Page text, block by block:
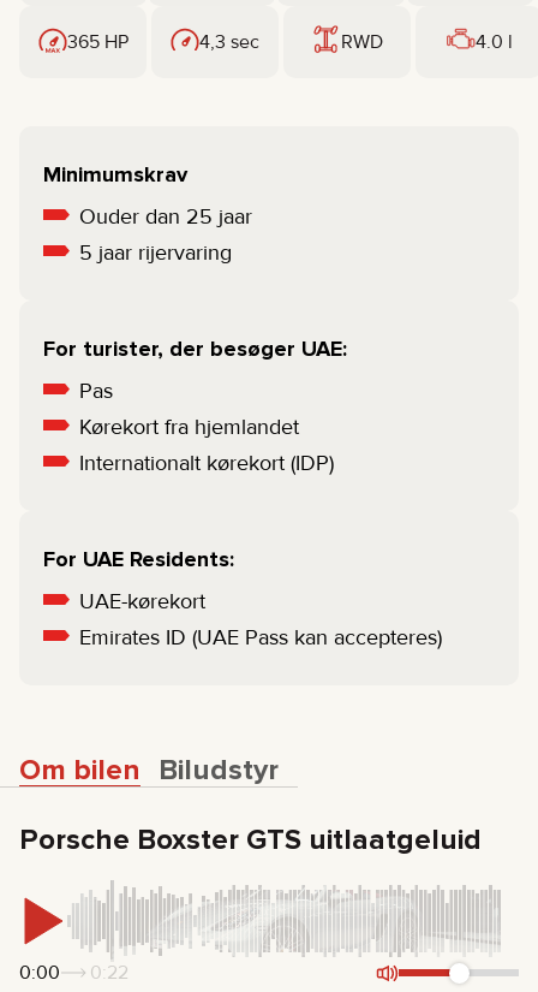
365 HP 4,3 sec RWD 4.0 l
Minimumskrav
Ouder dan 25 jaar
5 jaar rijervaring
For turister, der besøger UAE:
Pas
Kørekort fra hjemlandet
Internationalt kørekort (IDP)
For UAE Residents:
UAE-kørekort
Emirates ID (UAE Pass kan accepteres)
Om bilen
Biludstyr
Porsche Boxster GTS uitlaatgeluid
0:00 0:22